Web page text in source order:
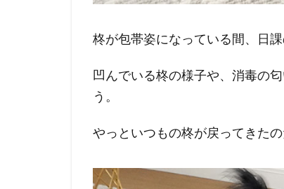
柊が包帯姿になっている間、日
凹んでいる柊の様子や、消毒の
う。
やっといつもの柊が戻ってきた